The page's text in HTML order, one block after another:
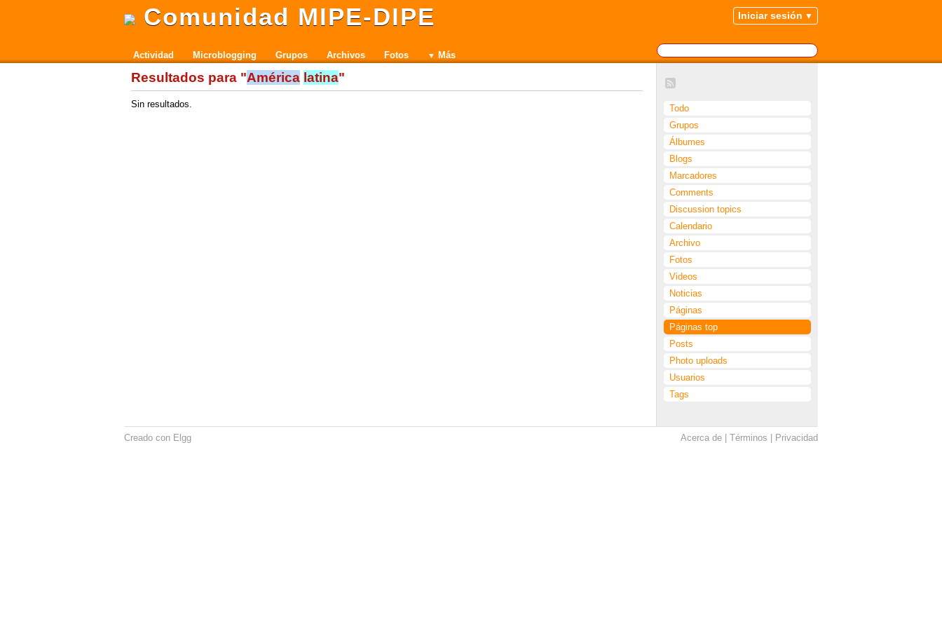
Comunidad MIPE-DIPE Iniciar sesión
Actividad Microblogging Grupos Archivos Fotos Más
Todo
Grupos
Álbumes
Blogs
Marcadores
Comments
Discussion topics
Calendario
Archivo
Fotos
Videos
Noticias
Páginas
Páginas top
Posts
Photo uploads
Usuarios
Tags
Resultados para "América latina"
Sin resultados.
Acerca de Términos Privacidad
Creado con Elgg